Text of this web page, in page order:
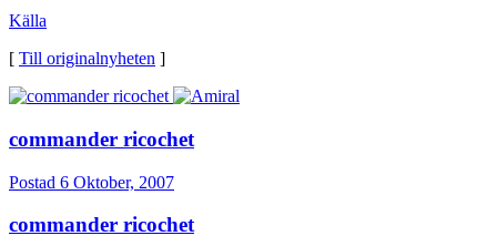
Källa
[ Till originalnyheten ]
commander ricochet
Postad 6 Oktober, 2007
commander ricochet